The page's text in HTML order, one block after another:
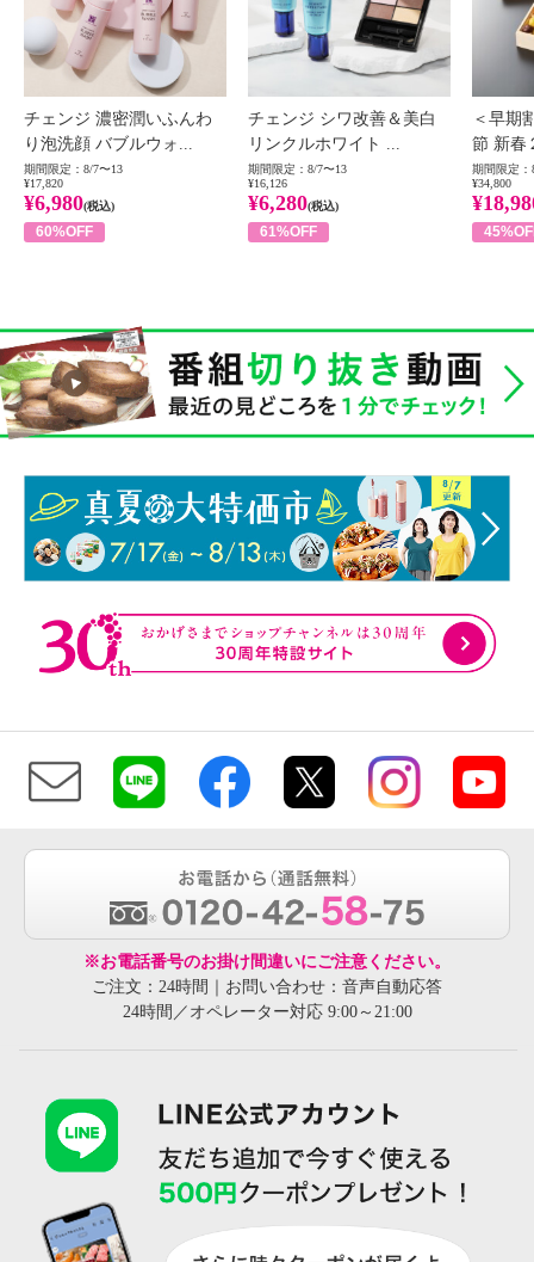
チェンジ 濃密潤いふんわ
り泡洗顔 バブルウォ...
期間限定：8/7〜13
¥17,820
¥6,980(税込)
60%OFF
チェンジ シワ改善＆美白
リンクルホワイト ...
期間限定：8/7〜13
¥16,126
¥6,280(税込)
61%OFF
＜早期
節 新春
期間限定：
¥34,800
※お電話番号のお掛け間違いにご注意ください。
ご注文：24時間｜お問い合わせ：音声自動応答
24時間／オペレーター対応 9:00～21:00